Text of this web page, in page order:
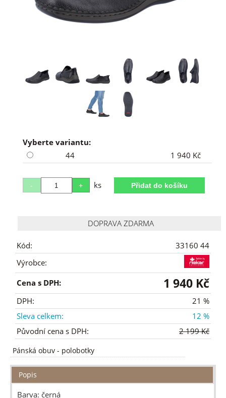
Vyberte variantu:
44
1 940 Kč
ks
DOPRAVA ZDARMA
Kód:
33160 44
Výrobce:
Cena s DPH:
1 940 Kč
DPH:
21 %
Sleva celkem:
12 %
Původní cena s DPH:
2 199 Kč
Pánská obuv - polobotky
Popis
Barva: černá